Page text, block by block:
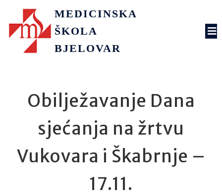
MEDICINSKA
ŠKOLA
BJELOVAR
Obilježavanje Dana
sjećanja na žrtvu
Vukovara i Škabrnje –
17.11.